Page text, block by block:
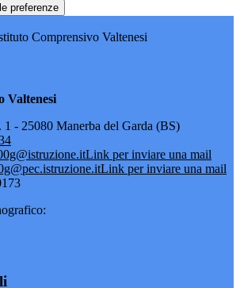
preferenze
Comprensivo Valtenesi
Valtenesi
- 25080 Manerba del Garda (BS)
Link per inviare una mail
Link per inviare una mail